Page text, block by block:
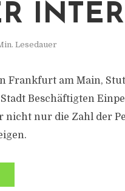
Lesedauer
Frankfurt am Main,
Beschäftigten
nicht nur die Zahl der